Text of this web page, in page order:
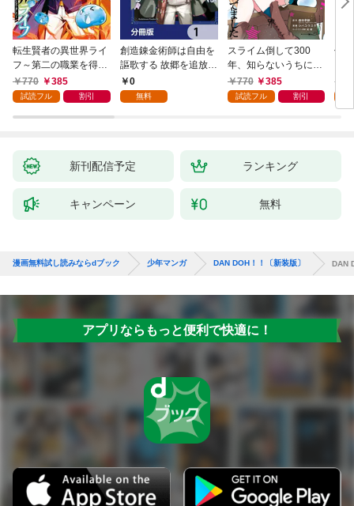
転生賢者の異世界ライ
フ～第二の職業を得
て、世界最強になりま
した～ 1巻
770 385
試読フル 割引
創造錬金術師は自由を
謳歌する 故郷を追放さ
れたら、魔王のお膝元
で超絶効果のマジック
0
無料
スライム倒して300
年、知らないうちにレ
ベルMAXになってまし
た 1巻
770 385
試読フル 割引
信
新刊配信予定 ランキング
キャンペーン 無料
漫画無料試し読みならdブック 少年マンガ DAN DOH！！〔新装版〕 DAN
アプリならもっと便利で快適に！